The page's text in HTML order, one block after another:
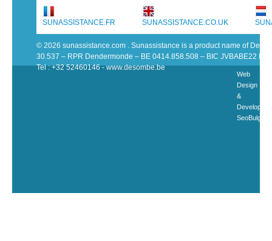
SUNASSISTANCE.FR SUNASSISTANCE.CO.UK
© 2026 sunassistance.com . Sunassistance is a product name of De
30.537 – RPR Dendermonde – BE 0414.858.508 – BIC JVBABE22
Tel : +32 52460146 - www.desombe.be
Web
Design
&